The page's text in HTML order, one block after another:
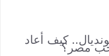
كيف أعاد
مصر؟